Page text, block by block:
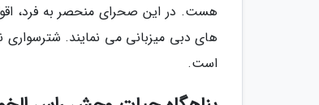
هست. در این صحرای منحصر به فرد،
های دبی میزبانی می نمایند. شترسواری
است.